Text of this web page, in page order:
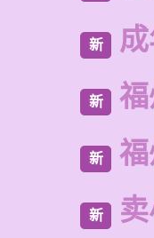
新
新
新
新